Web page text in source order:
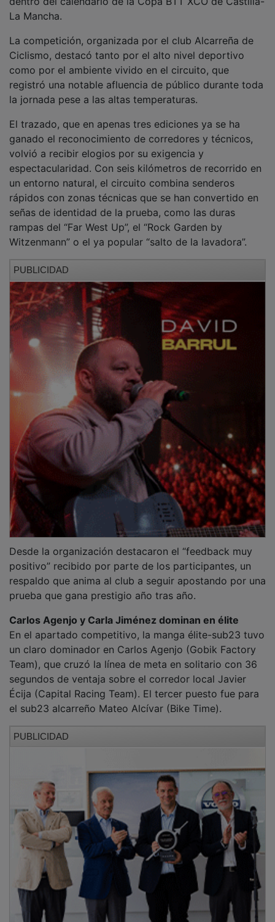
La Mancha.
Ciclismo, destacó tanto por el alto nivel deportivo
como por el ambiente vivido en el circuito, que
registró una notable afluencia de público durante toda
la jornada pese a las altas temperaturas.
ganado el reconocimiento de corredores y técnicos,
volvió a recibir elogios por su exigencia y
espectacularidad. Con seis kilómetros de recorrido en
un entorno natural, el circuito combina senderos
rápidos con zonas técnicas que se han convertido en
señas de identidad de la prueba, como las duras
rampas del “Far West Up”, el “Rock Garden by
Witzenmann” o el ya popular “salto de la lavadora”.
positivo” recibido por parte de los participantes, un
respaldo que anima al club a seguir apostando por una
prueba que gana prestigio año tras año.
En el apartado competitivo, la manga élite-sub23 tuvo
un claro dominador en Carlos Agenjo (Gobik Factory
Team), que cruzó la línea de meta en solitario con 36
segundos de ventaja sobre el corredor local Javier
Écija (Capital Racing Team). El tercer puesto fue para
el sub23 alcarreño Mateo Alcívar (Bike Time).